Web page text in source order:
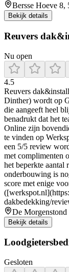
Bersse Hoeve
Bekijk details
Reuvers
Nu open
4.5
Reuvers
Dinther) wordt op
die aangeeft heel
benadrukt dat het
Online zijn
te vinden op
een 5/5 review
met complimenten
het beperkte aantal
onderbouwing is
score met enige
dakbedekking/
De
Bekijk details
Gesloten